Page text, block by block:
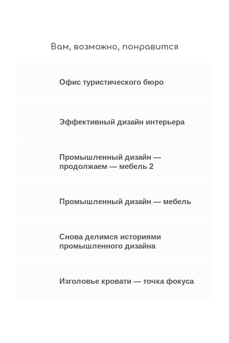
Вам, возможно, понравится
Офис туристического бюро
Эффективный дизайн интерьера
Промышленный дизайн —
продолжаем — мебель 2
Промышленный дизайн — мебель
Снова делимся историями
промышленного дизайна
Изголовье кровати — точка фокуса